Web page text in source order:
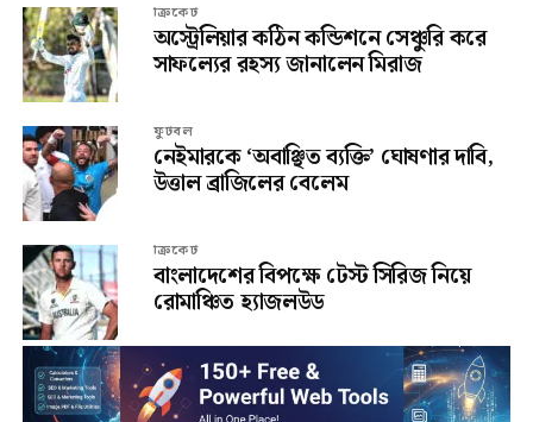
ক্রিকেট
অস্ট্রেলিয়ার কঠিন কন্ডিশনে সেঞ্চুরি করে
সাফল্যের রহস্য জানালেন মিরাজ
ফুটবল
নেইমারকে ‘অবাঞ্ছিত ব্যক্তি’ ঘোষণার দাবি,
উত্তাল ব্রাজিলের বেলেম
ক্রিকেট
বাংলাদেশের বিপক্ষে টেস্ট সিরিজ নিয়ে
রোমাঞ্চিত হ্যাজলউড